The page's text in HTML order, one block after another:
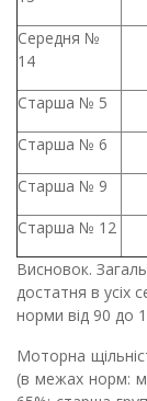
Середня №
14
Старша № 5
Старша № 6
Старша № 9
Старша № 12
Висновок.
достатня в усіх
норми від 90 до
Моторна
(в межах норм: